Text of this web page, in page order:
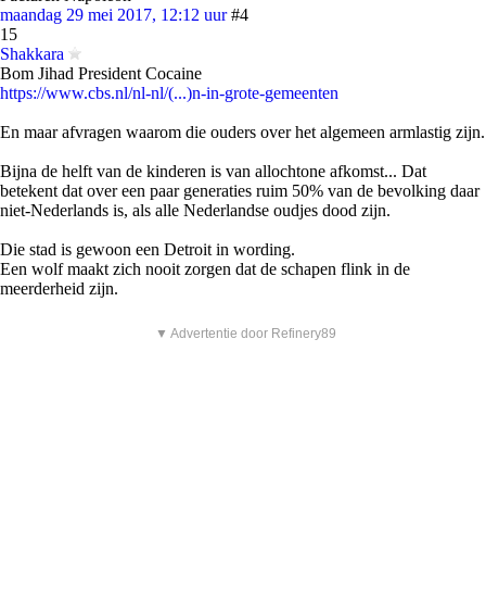
maandag 29 mei 2017, 12:12 uur #4
15
Shakkara
Bom Jihad President Cocaine
https://www.cbs.nl/nl-nl/(...)n-in-grote-gemeenten
En maar afvragen waarom die ouders over het algemeen armlastig zijn.
Bijna de helft van de kinderen is van allochtone afkomst... Dat
betekent dat over een paar generaties ruim 50% van de bevolking daar
niet-Nederlands is, als alle Nederlandse oudjes dood zijn.
Die stad is gewoon een Detroit in wording.
Een wolf maakt zich nooit zorgen dat de schapen flink in de
meerderheid zijn.
▼ Advertentie door Refinery89